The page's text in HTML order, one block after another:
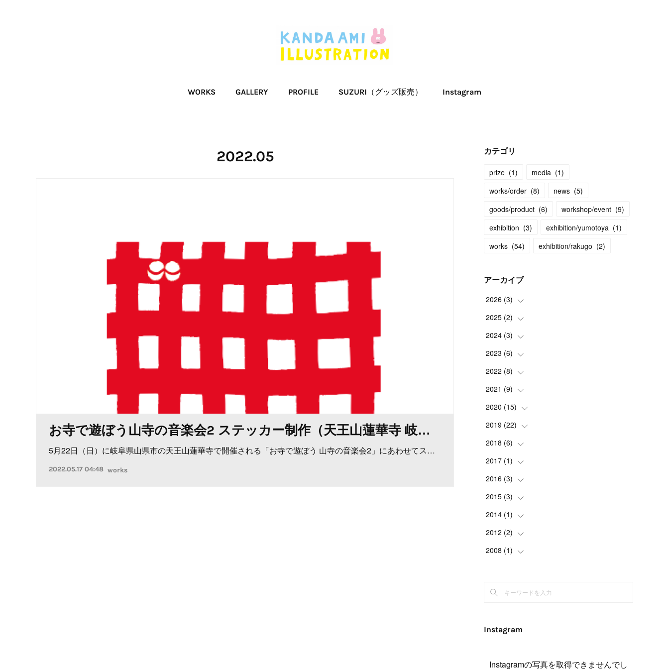
WORKS GALLERY PROFILE SUZURI（グッズ販売） Instagram
2022.05
お寺で遊ぼう山寺の音楽会2 ステッカー制作（天王山蓮華寺 岐…
5月22日（日）に岐阜県山県市の天王山蓮華寺で開催される「お寺で遊ぼう 山寺の音楽会2」にあわせてス…
2022.05.17 04:48 works
カテゴリ
prize (1) media (1)
works/order (8) news (5)
goods/product (6) workshop/event (9)
exhibition (3) exhibition/yumotoya (1)
works (54) exhibition/rakugo (2)
アーカイブ
2026 (3)
(2
(1
2025 (2)
(1
(1
2024 (3)
(1
(2
2023 (6)
(1
(1
(1)
(2)
(1
2022 (8)
(1
(1)
(2)
(1
(1
(1
(1
2021 (9)
(1)
(2)
(2
(1
(1
(2
2020 (15)
(1)
(2
(1
(2
(1
(1
(2
(3
2019 (22)
(3
(4
(1
(4
(2
(1
(1
2018 (6)
(4
(1
(1
2017 (1)
(1
2016 (3)
(1
(2
2015 (3)
(1
(1
(1
2014 (1)
(1
2012 (2)
(2
2008 (1)
Instagram
Instagramの写真を取得できませんでし